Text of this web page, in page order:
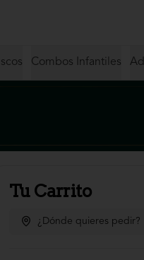
Combos Infantiles
Tu Carrito
¿Dónde quieres pedir?